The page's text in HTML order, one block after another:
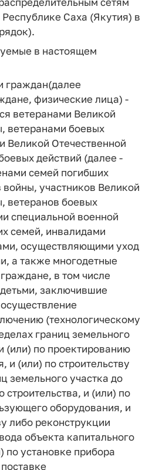
Саха (Якутия) в
в настоящем
граждан(далее
физические лица) -
ветеранами Великой
ветеранами боевых
Великой Отечественной
действий (далее -
семей погибших
участников Великой
ветеранов боевых
специальной военной
семей, инвалидами
осуществляющими уход
а также многодетные
в том числе
заключившие
(технологическому
границ земельного
(или) по проектированию
и (или) по строительству
земельного участка до
строительства, и (или) по
оборудования, и
либо реконструкции
объекта капитального
по установке прибора